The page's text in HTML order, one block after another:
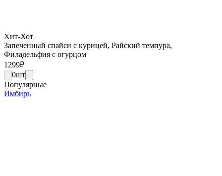
Хит-Хот
Запеченный спайси с курицей, Райский темпура,
Филадельфия с огурцом
1299₽
0шт
Популярные
Имбирь